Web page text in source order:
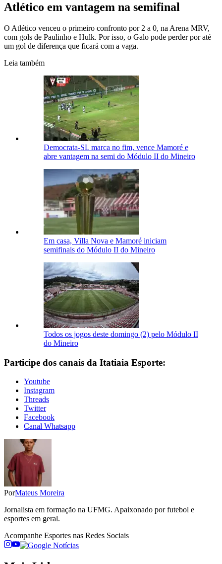
Atlético em vantagem na semifinal
O Atlético venceu o primeiro confronto por 2 a 0, na Arena MRV,
com gols de Paulinho e Hulk. Por isso, o Galo pode perder por até
um gol de diferença que ficará com a vaga.
Leia também
Democrata-SL marca no fim, vence Mamoré e
abre vantagem na semi do Módulo II do Mineiro
Em casa, Villa Nova e Mamoré iniciam
semifinais do Módulo II do Mineiro
Todos os jogos deste domingo (2) pelo Módulo II
do Mineiro
Participe dos canais da Itatiaia Esporte:
Youtube
Instagram
Threads
Twitter
Facebook
Canal Whatsapp
PorMateus Moreira
Jornalista em formação na UFMG. Apaixonado por futebol e
esportes em geral.
Acompanhe Esportes nas Redes Sociais